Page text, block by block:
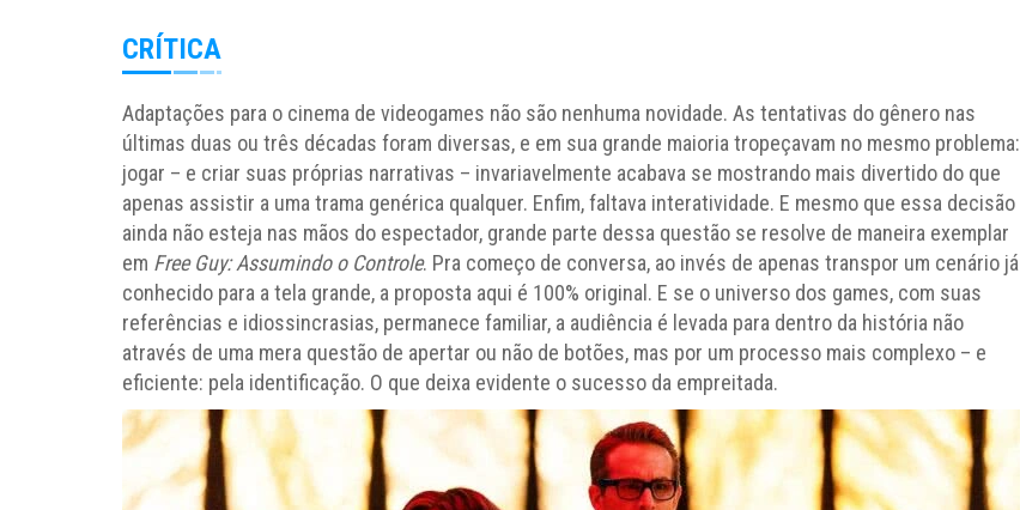
CRÍTICA
Adaptações para o cinema de videogames não são nenhuma novidade. As tentativas do gênero nas
últimas duas ou três décadas foram diversas, e em sua grande maioria tropeçavam no mesmo problema:
jogar – e criar suas próprias narrativas – invariavelmente acabava se mostrando mais divertido do que
apenas assistir a uma trama genérica qualquer. Enfim, faltava interatividade. E mesmo que essa decisão
ainda não esteja nas mãos do espectador, grande parte dessa questão se resolve de maneira exemplar
em Free Guy: Assumindo o Controle. Pra começo de conversa, ao invés de apenas transpor um cenário já
conhecido para a tela grande, a proposta aqui é 100% original. E se o universo dos games, com suas
referências e idiossincrasias, permanece familiar, a audiência é levada para dentro da história não
através de uma mera questão de apertar ou não de botões, mas por um processo mais complexo – e
eficiente: pela identificação. O que deixa evidente o sucesso da empreitada.